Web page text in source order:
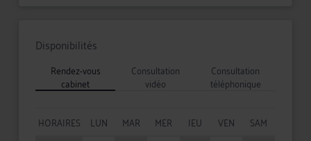
Disponibilités
Rendez-vous
cabinet
Consultation
vidéo
Consultation
téléphonique
HORAIRES LUN MAR MER JEU VEN
SAM